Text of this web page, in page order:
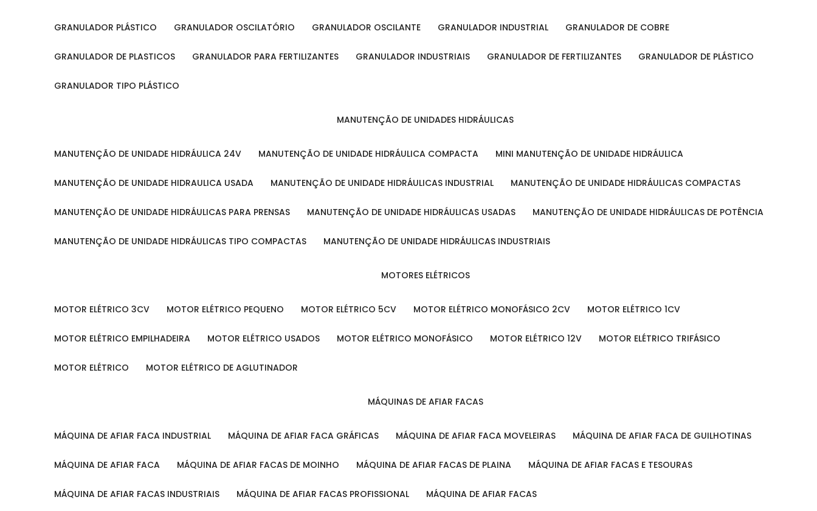
GRANULADOR PLÁSTICO GRANULADOR OSCILATÓRIO GRANULADOR OSCILANTE GRANULADOR INDUSTRIAL GRANULADOR DE COBRE
GRANULADOR DE PLASTICOS GRANULADOR PARA FERTILIZANTES GRANULADOR INDUSTRIAIS GRANULADOR DE FERTILIZANTES GRANULADOR DE PLÁSTICO
GRANULADOR TIPO PLÁSTICO
MANUTENÇÃO DE UNIDADES HIDRÁULICAS
MANUTENÇÃO DE UNIDADE HIDRÁULICA 24V MANUTENÇÃO DE UNIDADE HIDRÁULICA COMPACTA MINI MANUTENÇÃO DE UNIDADE HIDRÁULICA
MANUTENÇÃO DE UNIDADE HIDRAULICA USADA MANUTENÇÃO DE UNIDADE HIDRÁULICAS INDUSTRIAL MANUTENÇÃO DE UNIDADE HIDRÁULICAS COMPACTAS
MANUTENÇÃO DE UNIDADE HIDRÁULICAS PARA PRENSAS MANUTENÇÃO DE UNIDADE HIDRÁULICAS USADAS MANUTENÇÃO DE UNIDADE HIDRÁULICAS DE POTÊNCIA
MANUTENÇÃO DE UNIDADE HIDRÁULICAS TIPO COMPACTAS MANUTENÇÃO DE UNIDADE HIDRÁULICAS INDUSTRIAIS
MOTORES ELÉTRICOS
MOTOR ELÉTRICO 3CV MOTOR ELÉTRICO PEQUENO MOTOR ELÉTRICO 5CV MOTOR ELÉTRICO MONOFÁSICO 2CV MOTOR ELÉTRICO 1CV
MOTOR ELÉTRICO EMPILHADEIRA MOTOR ELÉTRICO USADOS MOTOR ELÉTRICO MONOFÁSICO MOTOR ELÉTRICO 12V MOTOR ELÉTRICO TRIFÁSICO
MOTOR ELÉTRICO MOTOR ELÉTRICO DE AGLUTINADOR
MÁQUINAS DE AFIAR FACAS
MÁQUINA DE AFIAR FACA INDUSTRIAL MÁQUINA DE AFIAR FACA GRÁFICAS MÁQUINA DE AFIAR FACA MOVELEIRAS MÁQUINA DE AFIAR FACA DE GUILHOTINAS
MÁQUINA DE AFIAR FACA MÁQUINA DE AFIAR FACAS DE MOINHO MÁQUINA DE AFIAR FACAS DE PLAINA MÁQUINA DE AFIAR FACAS E TESOURAS
MÁQUINA DE AFIAR FACAS INDUSTRIAIS MÁQUINA DE AFIAR FACAS PROFISSIONAL MÁQUINA DE AFIAR FACAS